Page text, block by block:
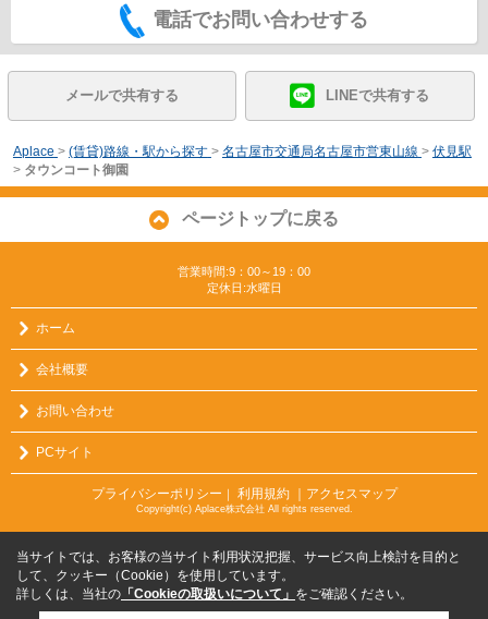
電話でお問い合わせする
メールで共有する LINEで共有する
Aplace > (賃貸)路線・駅から探す > 名古屋市交通局名古屋市営東山線 > 伏見駅
> タウンコート御園
ページトップに戻る
営業時間:9：00～19：00
定休日:水曜日
ホーム
会社概要
お問い合わせ
PCサイト
プライバシーポリシー ｜ 利用規約 ｜アクセスマップ
Copyright(c) Aplace株式会社 All rights reserved.
当サイトでは、お客様の当サイト利用状況把握、サービス向上検討を目的と
して、クッキー（Cookie）を使用しています。
詳しくは、当社の 「Cookieの取扱いについて」 をご確認ください。